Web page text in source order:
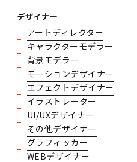
デザイナー
アートディレクター
キャラクターモデラー
背景モデラー
モーションデザイナー
エフェクトデザイナー
イラストレーター
UI/UXデザイナー
その他デザイナー
グラフィッカー
WEBデザイナー